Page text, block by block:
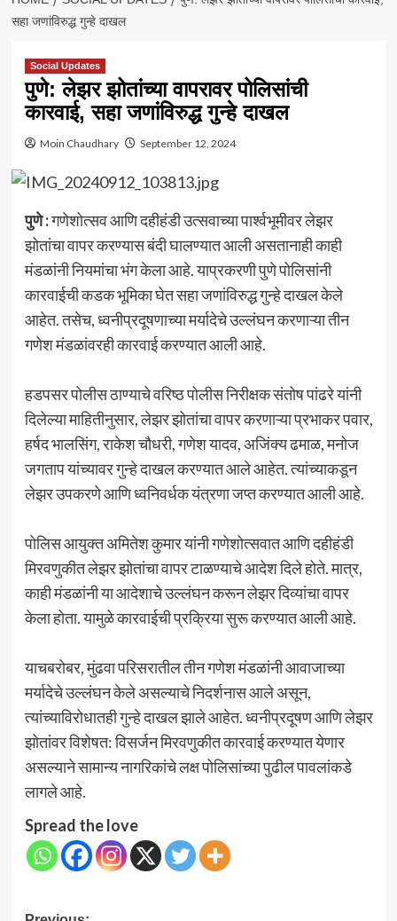
सहा जणांविरुद्ध गुन्हे दाखल
Social Updates
पुणे: लेझर झोतांच्या वापरावर पोलिसांची
कारवाई, सहा जणांविरुद्ध गुन्हे दाखल
Moin Chaudhary September 12, 2024
पुणे :गणेशोत्सव आणि दहीहंडी उत्सवाच्या पार्श्वभूमीवर लेझर
झोतांचा वापर करण्यास बंदी घालण्यात आली असतानाही काही
मंडळांनी नियमांचा भंग केला आहे. याप्रकरणी पुणे पोलिसांनी
कारवाईची कडक भूमिका घेत सहा जणांविरुद्ध गुन्हे दाखल केले
आहेत. तसेच, ध्वनीप्रदूषणाच्या मर्यादेचे उल्लंघन करणाऱ्या तीन
गणेश मंडळांवरही कारवाई करण्यात आली आहे.
हडपसर पोलीस ठाण्याचे वरिष्ठ पोलीस निरीक्षक संतोष पांढरे यांनी
दिलेल्या माहितीनुसार, लेझर झोतांचा वापर करणाऱ्या प्रभाकर पवार,
हर्षद भालसिंग, राकेश चौधरी, गणेश यादव, अजिंक्य ढमाळ, मनोज
जगताप यांच्यावर गुन्हे दाखल करण्यात आले आहेत. त्यांच्याकडून
लेझर उपकरणे आणि ध्वनिवर्धक यंत्रणा जप्त करण्यात आली आहे.
पोलिस आयुक्त अमितेश कुमार यांनी गणेशोत्सवात आणि दहीहंडी
मिरवणुकीत लेझर झोतांचा वापर टाळण्याचे आदेश दिले होते. मात्र,
काही मंडळांनी या आदेशाचे उल्लंघन करून लेझर दिव्यांचा वापर
केला होता. यामुळे कारवाईची प्रक्रिया सुरू करण्यात आली आहे.
याचबरोबर, मुंढवा परिसरातील तीन गणेश मंडळांनी आवाजाच्या
मर्यादेचे उल्लंघन केले असल्याचे निदर्शनास आले असून,
त्यांच्याविरोधातही गुन्हे दाखल झाले आहेत. ध्वनीप्रदूषण आणि लेझर
झोतांवर विशेषत: विसर्जन मिरवणुकीत कारवाई करण्यात येणार
असल्याने सामान्य नागरिकांचे लक्ष पोलिसांच्या पुढील पावलांकडे
लागले आहे.
Spread the love